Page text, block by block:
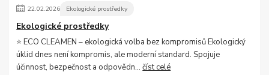
22.02.2026 Ekologické prostředky
Ekologické prostředky
⭐ ECO CLEAMEN – ekologická volba bez kompromisů Ekologický
úklid dnes není kompromis, ale moderní standard. Spojuje
účinnost, bezpečnost a odpovědn...číst celé